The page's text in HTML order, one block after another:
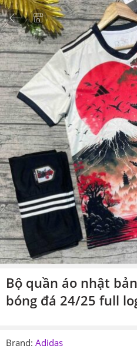
Bộ quần áo nhật
bóng đá 24/25 full
Brand: Adidas